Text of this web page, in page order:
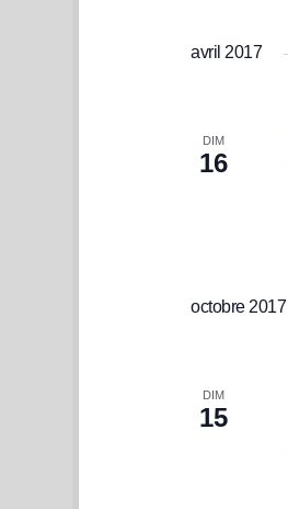
avril 2017
DIM
16
octobre 2017
DIM
15